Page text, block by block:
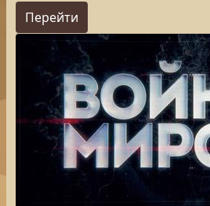
Перейти